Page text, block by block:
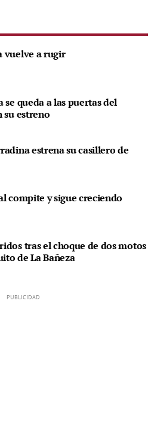
vuelve a rugir
se queda a las puertas del
estreno
estrena su casillero de
compite y sigue creciendo
tras el choque de dos motos
de La Bañeza